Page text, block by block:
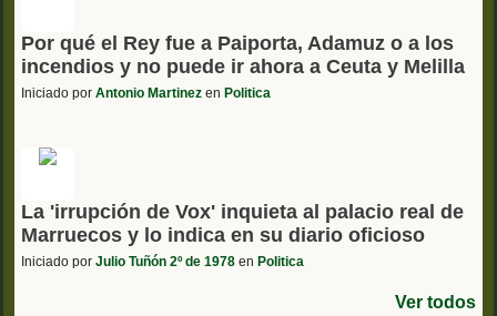
Por qué el Rey fue a Paiporta, Adamuz o a los
incendios y no puede ir ahora a Ceuta y Melilla
Iniciado por Antonio Martinez en Politica
La 'irrupción de Vox' inquieta al palacio real de
Marruecos y lo indica en su diario oficioso
Iniciado por Julio Tuñón 2º de 1978 en Politica
Ver todos